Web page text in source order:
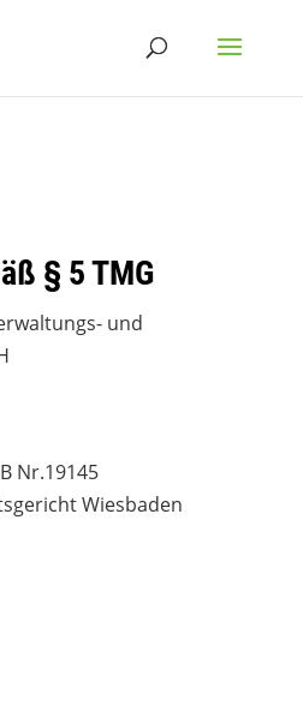
§ 5 TMG
und
Nr.19145
Wiesbaden